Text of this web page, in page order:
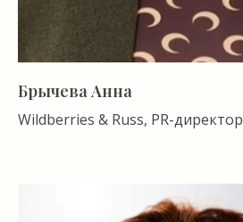
Брычева Анна
Wildberries & Russ, PR-директор